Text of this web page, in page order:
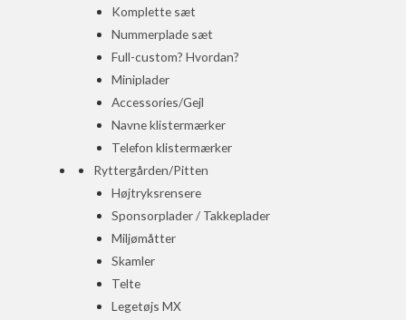
Komplette sæt
Nummerplade sæt
Full-custom? Hvordan?
Miniplader
Accessories/Gejl
Navne klistermærker
Telefon klistermærker
Ryttergården/Pitten
Højtryksrensere
Sponsorplader / Takkeplader
Miljømåtter
Skamler
Telte
Legetøjs MX